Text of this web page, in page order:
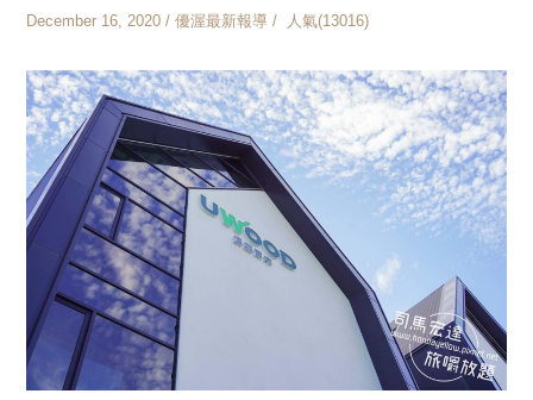
December 16, 2020 / 優渥最新報導 / 人氣(13016)